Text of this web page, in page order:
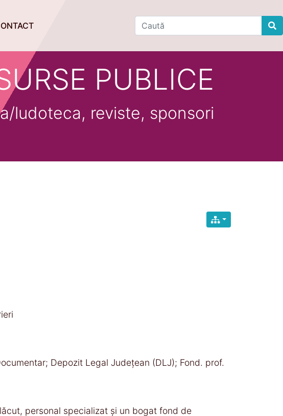
Find
PUBLICE
ludoteca, reviste, sponsori
Depozit Legal Județean (DLJ); Fond. prof.
personal specializat și un bogat fond de